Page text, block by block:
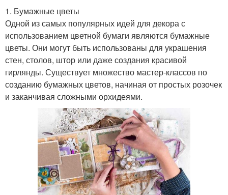
1. Бумажные цветы
Одной из самых популярных идей для декора с
использованием цветной бумаги являются бумажные
цветы. Они могут быть использованы для украшения
стен, столов, штор или даже создания красивой
гирлянды. Существует множество мастер-классов по
созданию бумажных цветов, начиная от простых розочек
и заканчивая сложными орхидеями.